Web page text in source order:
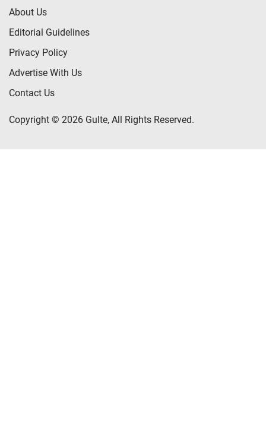
About Us
Editorial Guidelines
Privacy Policy
Advertise With Us
Contact Us
Copyright © 2026 Gulte, All Rights Reserved.